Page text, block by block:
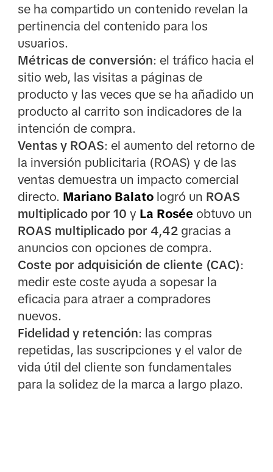
se ha compartido un contenido revelan la
pertinencia del contenido para los
usuarios.
Métricas de conversión: el tráfico hacia el
sitio web, las visitas a páginas de
producto y las veces que se ha añadido un
producto al carrito son indicadores de la
intención de compra.
Ventas y ROAS: el aumento del retorno de
la inversión publicitaria (ROAS) y de las
ventas demuestra un impacto comercial
directo. Mariano Balatologró un ROAS
multiplicado por 10 y La Rosée obtuvo un
ROAS multiplicado por 4,42gracias a
anuncios con opciones de compra.
Coste por adquisición de cliente (CAC):
medir este coste ayuda a sopesar la
eficacia para atraer a compradores
nuevos.
Fidelidad y retención: las compras
repetidas, las suscripciones y el valor de
vida útil del cliente son fundamentales
para la solidez de la marca a largo plazo.